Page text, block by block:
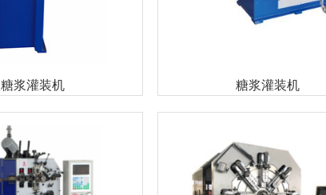
糖浆灌装机 糖浆灌装机